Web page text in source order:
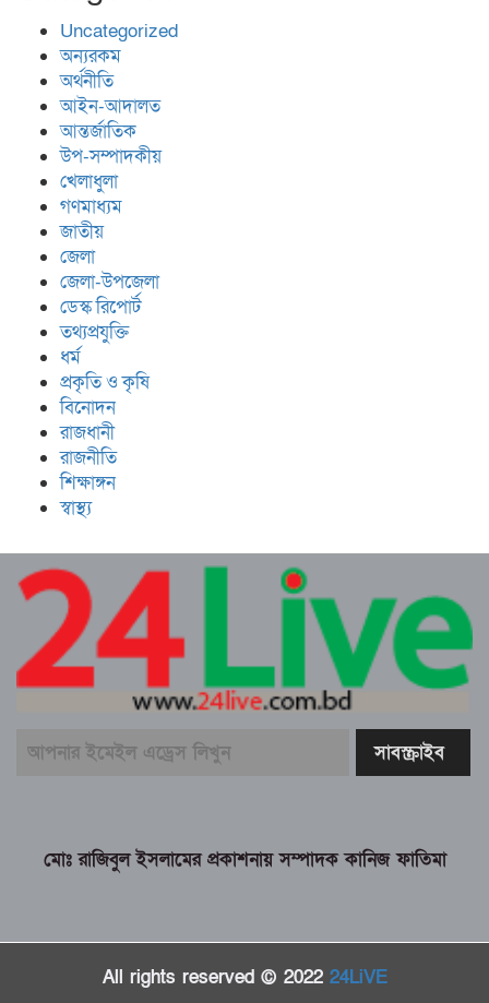
Uncategorized
অন্যরকম
অর্থনীতি
আইন-আদালত
আন্তর্জাতিক
উপ-সম্পাদকীয়
খেলাধুলা
গণমাধ্যম
জাতীয়
জেলা
জেলা-উপজেলা
ডেস্ক রিপোর্ট
তথ্যপ্রযুক্তি
ধর্ম
প্রকৃতি ও কৃষি
বিনোদন
রাজধানী
রাজনীতি
শিক্ষাঙ্গন
স্বাস্থ্য
মোঃ রাজিবুল ইসলামের প্রকাশনায় সম্পাদক কানিজ ফাতিমা
All rights reserved © 2022 24LiVE